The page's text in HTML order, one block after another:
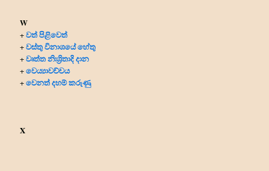
W
+වත් පිළිවෙත්
+වස්තු විනාශයේ හේතු
+වෘත්ත නිඃශ්‍රිතාදි දාන
+වෙය්‍යාවච්චය
+වෙනත් දහම් කරුණු
X